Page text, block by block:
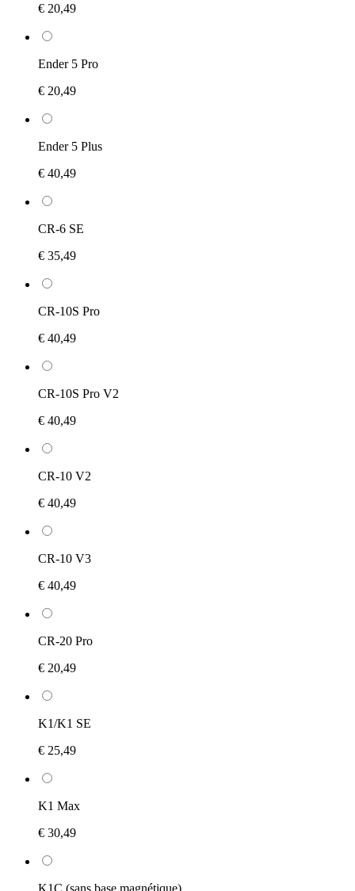
€ 20,49
Ender 5 Pro
€ 20,49
Ender 5 Plus
€ 40,49
CR-6 SE
€ 35,49
CR-10S Pro
€ 40,49
CR-10S Pro V2
€ 40,49
CR-10 V2
€ 40,49
CR-10 V3
€ 40,49
CR-20 Pro
€ 20,49
K1/K1 SE
€ 25,49
K1 Max
€ 30,49
K1C (sans base magnétique)